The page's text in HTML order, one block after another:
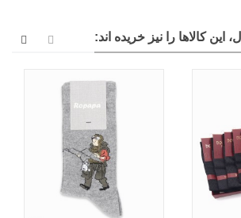
کالاها را نیز خریده اند: